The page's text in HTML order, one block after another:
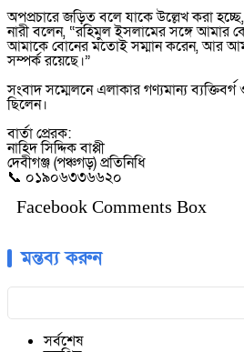
অপপ্রচারে জড়িত বলে যাকে উল্লেখ করা
নারী বলেন, “রহিমুল ইসলামের সঙ্গে আমার
আমাকে বোনের মতোই সম্মান করেন, আর
সম্পর্ক রয়েছে।”
সংবাদ সম্মেলনে এলাকার গণ্যমান্য ব্যক্তিবর্গ
ছিলেন।
বার্তা প্রেরক:
নাহিদ সিদ্দিক বাপ্পী
দেবীগঞ্জ (পঞ্চগড়) প্রতিনিধি
📞 ০১৯০৬৩৩৬৬২০
Facebook Comments Box
মন্তব্য করুন
সর্বশেষ